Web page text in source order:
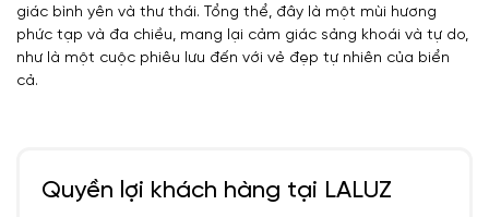
giác bình yên và thư thái. Tổng thể, đây là một mùi hương
phức tạp và đa chiều, mang lại cảm giác sảng khoái và tự do,
như là một cuộc phiêu lưu đến với vẻ đẹp tự nhiên của biển
cả.
Quyền lợi khách hàng tại LALUZ